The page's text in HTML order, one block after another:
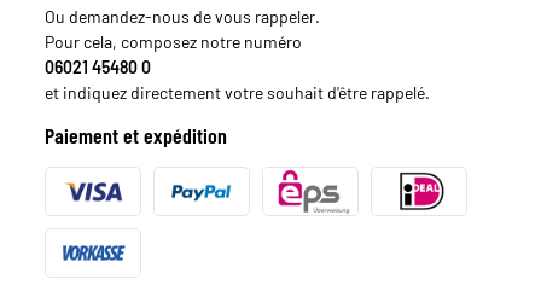
Ou demandez-nous de vous rappeler.
Pour cela, composez notre numéro
06021 45480 0
et indiquez directement votre souhait d'être rappelé.
Paiement et expédition